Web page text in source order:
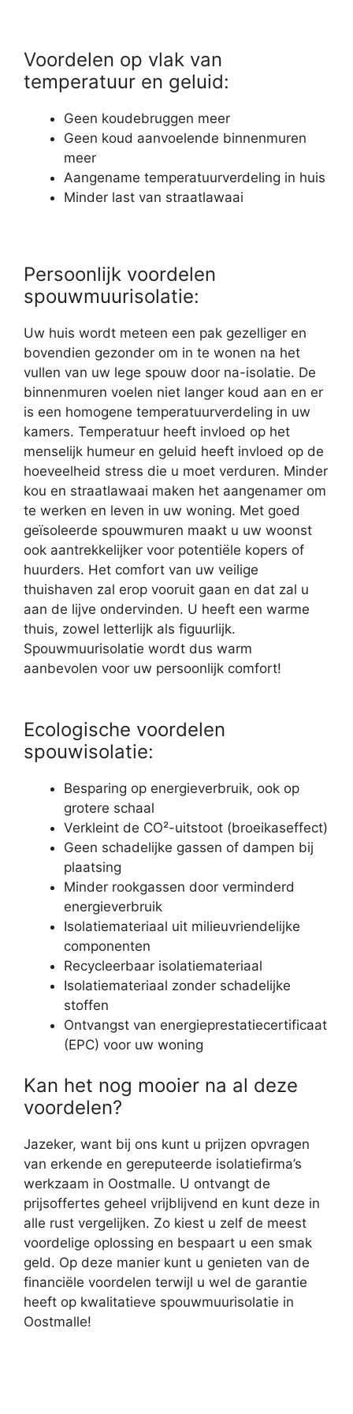
Voordelen op vlak van
temperatuur en geluid:
Geen koudebruggen meer
Geen koud aanvoelende binnenmuren
meer
Aangename temperatuurverdeling in huis
Minder last van straatlawaai
Persoonlijk voordelen
spouwmuurisolatie:
Uw huis wordt meteen een pak gezelliger en
bovendien gezonder om in te wonen na het
vullen van uw lege spouw door na-isolatie. De
binnenmuren voelen niet langer koud aan en er
is een homogene temperatuurverdeling in uw
kamers. Temperatuur heeft invloed op het
menselijk humeur en geluid heeft invloed op de
hoeveelheid stress die u moet verduren. Minder
kou en straatlawaai maken het aangenamer om
te werken en leven in uw woning. Met goed
geïsoleerde spouwmuren maakt u uw woonst
ook aantrekkelijker voor potentiële kopers of
huurders. Het comfort van uw veilige
thuishaven zal erop vooruit gaan en dat zal u
aan de lijve ondervinden. U heeft een warme
thuis, zowel letterlijk als figuurlijk.
Spouwmuurisolatie wordt dus warm
aanbevolen voor uw persoonlijk comfort!
Ecologische voordelen
spouwisolatie:
Besparing op energieverbruik, ook op
grotere schaal
Verkleint de CO²-uitstoot (broeikaseffect)
Geen schadelijke gassen of dampen bij
plaatsing
Minder rookgassen door verminderd
energieverbruik
Isolatiemateriaal uit milieuvriendelijke
componenten
Recycleerbaar isolatiemateriaal
Isolatiemateriaal zonder schadelijke
stoffen
Ontvangst van energieprestatiecertificaat
(EPC) voor uw woning
Kan het nog mooier na al deze
voordelen?
Jazeker, want bij ons kunt u prijzen opvragen
van erkende en gereputeerde isolatiefirma’s
werkzaam in Oostmalle. U ontvangt de
prijsoffertes geheel vrijblijvend en kunt deze in
alle rust vergelijken. Zo kiest u zelf de meest
voordelige oplossing en bespaart u een smak
geld. Op deze manier kunt u genieten van de
financiële voordelen terwijl u wel de garantie
heeft op kwalitatieve spouwmuurisolatie in
Oostmalle!